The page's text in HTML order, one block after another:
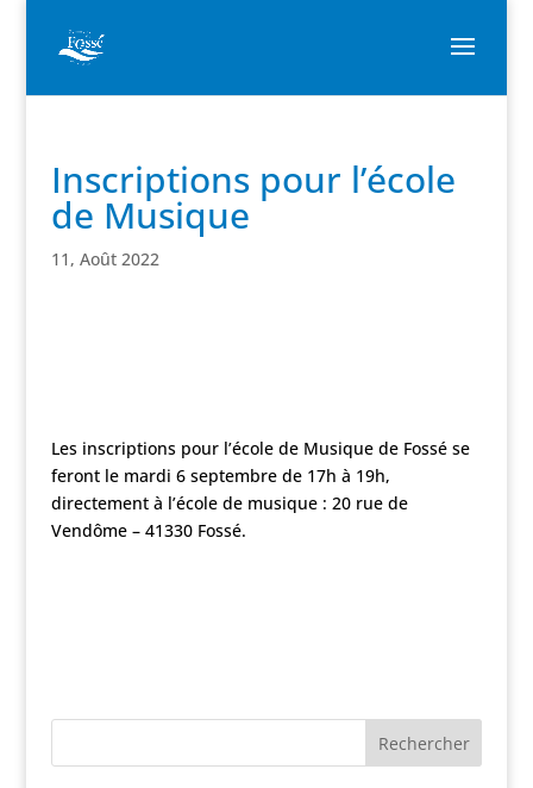
Inscriptions pour l’école
de Musique
11, Août 2022
Les inscriptions pour l’école de Musique de Fossé se
feront le mardi 6 septembre de 17h à 19h,
directement à l’école de musique : 20 rue de
Vendôme – 41330 Fossé.